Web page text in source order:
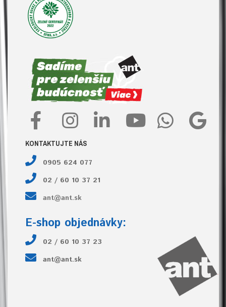
KONTAKTUJTE NÁS
0905 624 077
02 / 60 10 37 21
ant@ant.sk
E-shop objednávky:
02 / 60 10 37 23
ant@ant.sk